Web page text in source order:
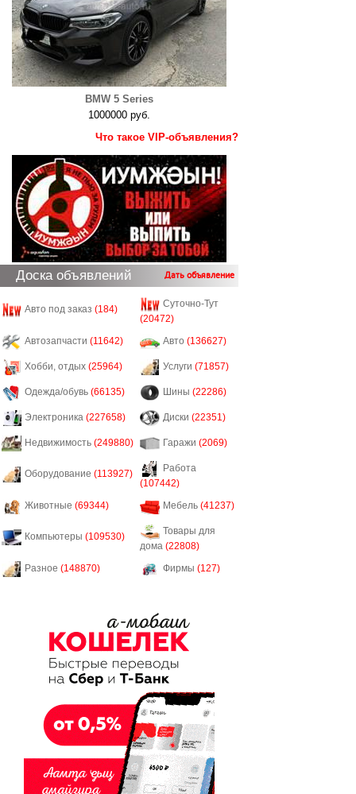
BMW 5 Series
1000000 руб.
Что такое VIP-объявления?
Доска объявлений Дать объявление
Авто под заказ (184)
Суточно-Тут
(20472)
Автозапчасти (11642) Авто (136627)
Хобби, отдых (25964) Услуги (71857)
Одежда/обувь (66135) Шины (22286)
Электроника (227658) Диски (22351)
Недвижимость (249880) Гаражи (2069)
Оборудование (113927)
Работа
(107442)
Животные (69344) Мебель (41237)
Компьютеры (109530)
Товары для
дома (22808)
Разное (148870) Фирмы (127)